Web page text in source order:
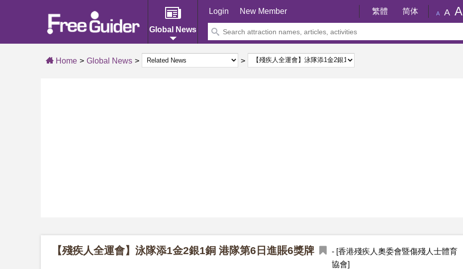
Global News
Login New Member 繁體 简体 A A A
Home Global News
【殘疾人全運會】泳隊添1金2銀1銅 港隊第6日進賬6獎牌
- [香港殘疾人奧委會暨傷殘人士體育
協會]